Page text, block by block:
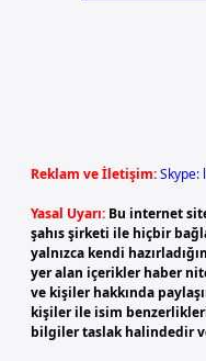
Reklam ve İletişim:Skype:
Yasal Uyarı: Bu internet
şahıs şirketi ile hiçbir
yalnızca kendi
yer alan içerikler haber
ve kişiler hakkında
kişiler ile isim
bilgiler taslak halindedir